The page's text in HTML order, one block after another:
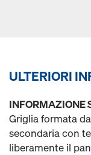
ULTERIORI
INFORMAZIONE
Griglia formata
secondaria con
liberamente il